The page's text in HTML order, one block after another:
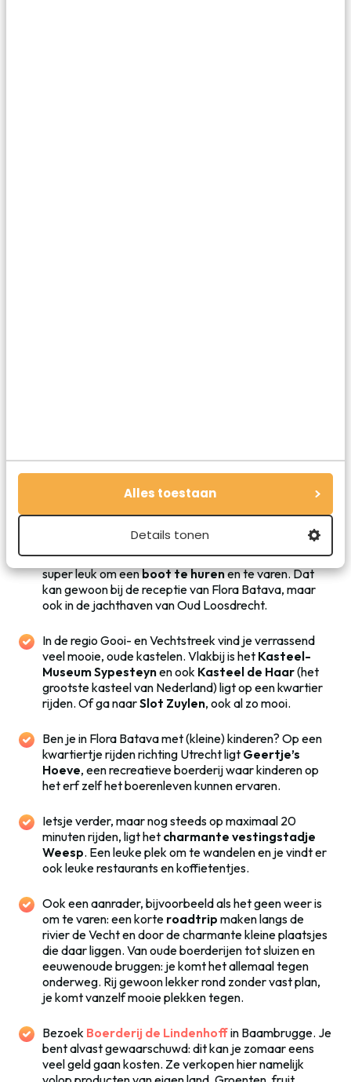
Alles toestaan
Details tonen
Doen in de omgeving van Flora Batava
Wil je een weekendje weg en ga je overnachten in Flora
Batava? Er zijn veel leuke dingen te doen in de omgeving!
Tips om te doen komen altijd van pas.
De Loosdrechtse plassen liggen op een steenworp
afstand van Flora Batava. Op zonnige dagen is het
super leuk om eenboot te hurenen te varen. Dat
kan gewoon bij de receptie van Flora Batava, maar
ook in de jachthaven van Oud Loosdrecht.
In de regio Gooi- en Vechtstreek vind je verrassend
veel mooie, oude kastelen. Vlakbij is het Kasteel-
Museum Sypesteynen ook Kasteel de Haar(het
grootste kasteel van Nederland) ligt op een kwartier
rijden. Of ga naarSlot Zuylen, ook al zo mooi.
Ben je in Flora Batava met (kleine) kinderen? Op een
kwartiertje rijden richting Utrecht ligt Geertje’s
Hoeve, een recreatieve boerderij waar kinderen op
het erf zelf het boerenleven kunnen ervaren.
Ietsje verder, maar nog steeds op maximaal 20
minuten rijden, ligt het charmante vestingstadje
Weesp. Een leuke plek om te wandelen en je vindt er
ook leuke restaurants en koffietentjes.
Ook een aanrader, bijvoorbeeld als het geen weer is
om te varen: een korte roadtrip maken langs de
rivier de Vecht en door de charmante kleine plaatsjes
die daar liggen. Van oude boerderijen tot sluizen en
eeuwenoude bruggen: je komt het allemaal tegen
onderweg. Rij gewoon lekker rond zonder vast plan,
je komt vanzelf mooie plekken tegen.
Bezoek Boerderij de Lindenhoffin Baambrugge. Je
bent alvast gewaarschuwd: dit kan je zomaar eens
veel geld gaan kosten. Ze verkopen hier namelijk